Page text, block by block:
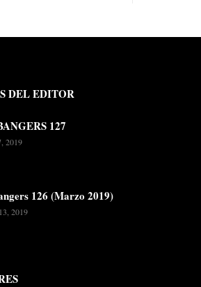
DEL EDITOR
127
2019
126 (Marzo 2019)
2019